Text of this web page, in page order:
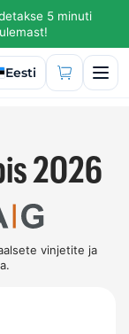
5 minuti
keel
Eesti
2026
vinjetite ja